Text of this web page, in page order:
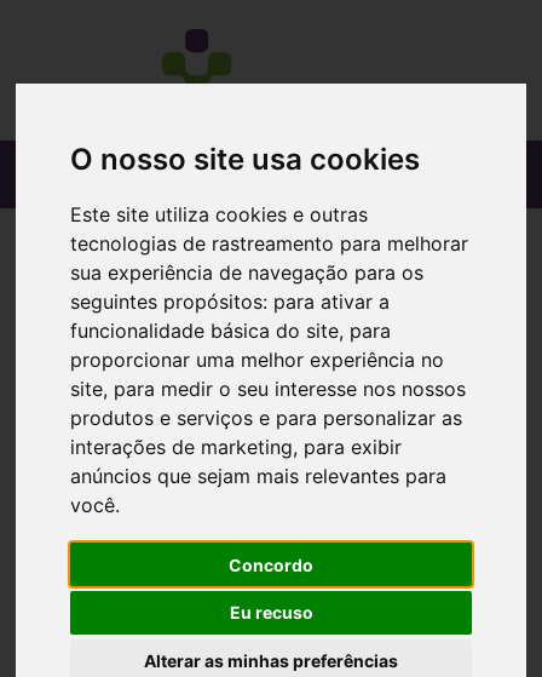
O nosso site usa cookies
Este site utiliza cookies e outras
tecnologias de rastreamento para melhorar
sua experiência de navegação para os
seguintes propósitos: para ativar a
funcionalidade básica do site, para
proporcionar uma melhor experiência no
site, para medir o seu interesse nos nossos
produtos e serviços e para personalizar as
interações de marketing, para exibir
anúncios que sejam mais relevantes para
você.
Concordo
Eu recuso
Alterar as minhas preferências
Arkotos Tosse Xarop Frutos Verm